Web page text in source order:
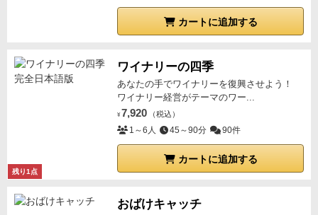
小学校低学年の子供やボードゲームに慣れていないプ
レイヤーが混在したような場面において、誰でも十分
ことができることはとても大事だ。
秀逸なポイントは自分の手番でも他人の手番でも、ず
っとハラハラドキドキして楽しめることだろう。多人
数になるとどうしてもダウンタイムが発生してしまい
がちだが、このゲームは自分の手番では他人の得点を
とバーストしてしまう緊張感
の手番でも横取りされる不安感があり、ずっとゲーム
程度で終わってしまうため、つい「もう1回！」が飛
カートに追加する
残り1点
ワイナリーの四季
あなたの手でワイナリーを復興させよう！
ワイナリー経営がテーマのワー...
¥ 7,920 （税込）
1～6人 45～90分 90件
カートに追加する
おばけキャッチ